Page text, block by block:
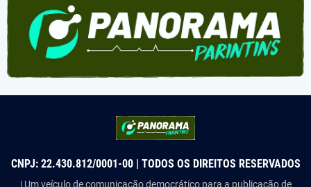
CNPJ: 22.430.812/0001-00 | TODOS OS DIREITOS RESERVADOS
| Um veículo de comunicação democrático para a publicação de